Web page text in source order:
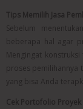
Tips Memilih Jasa
Sebelum
beberapa hal agar
Mengingat
proses pemilihannya
yang bisa Anda
Cek Portofolio Proyek